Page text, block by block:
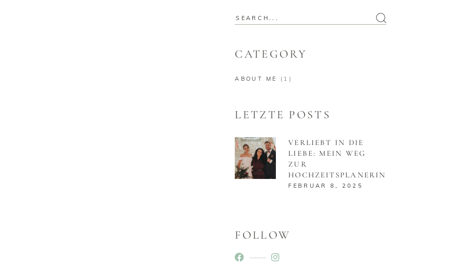
CATEGORY
ABOUT ME (1)
LETZTE POSTS
VERLIEBT IN DIE
LIEBE: MEIN WEG
ZUR
HOCHZEITSPLANERIN
FEBRUAR 8, 2025
FOLLOW